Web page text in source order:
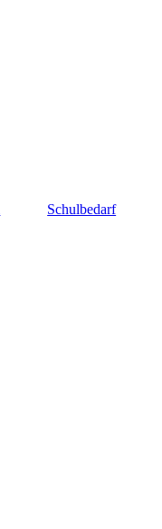
Schulbedarf